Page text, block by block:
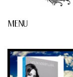
MENU